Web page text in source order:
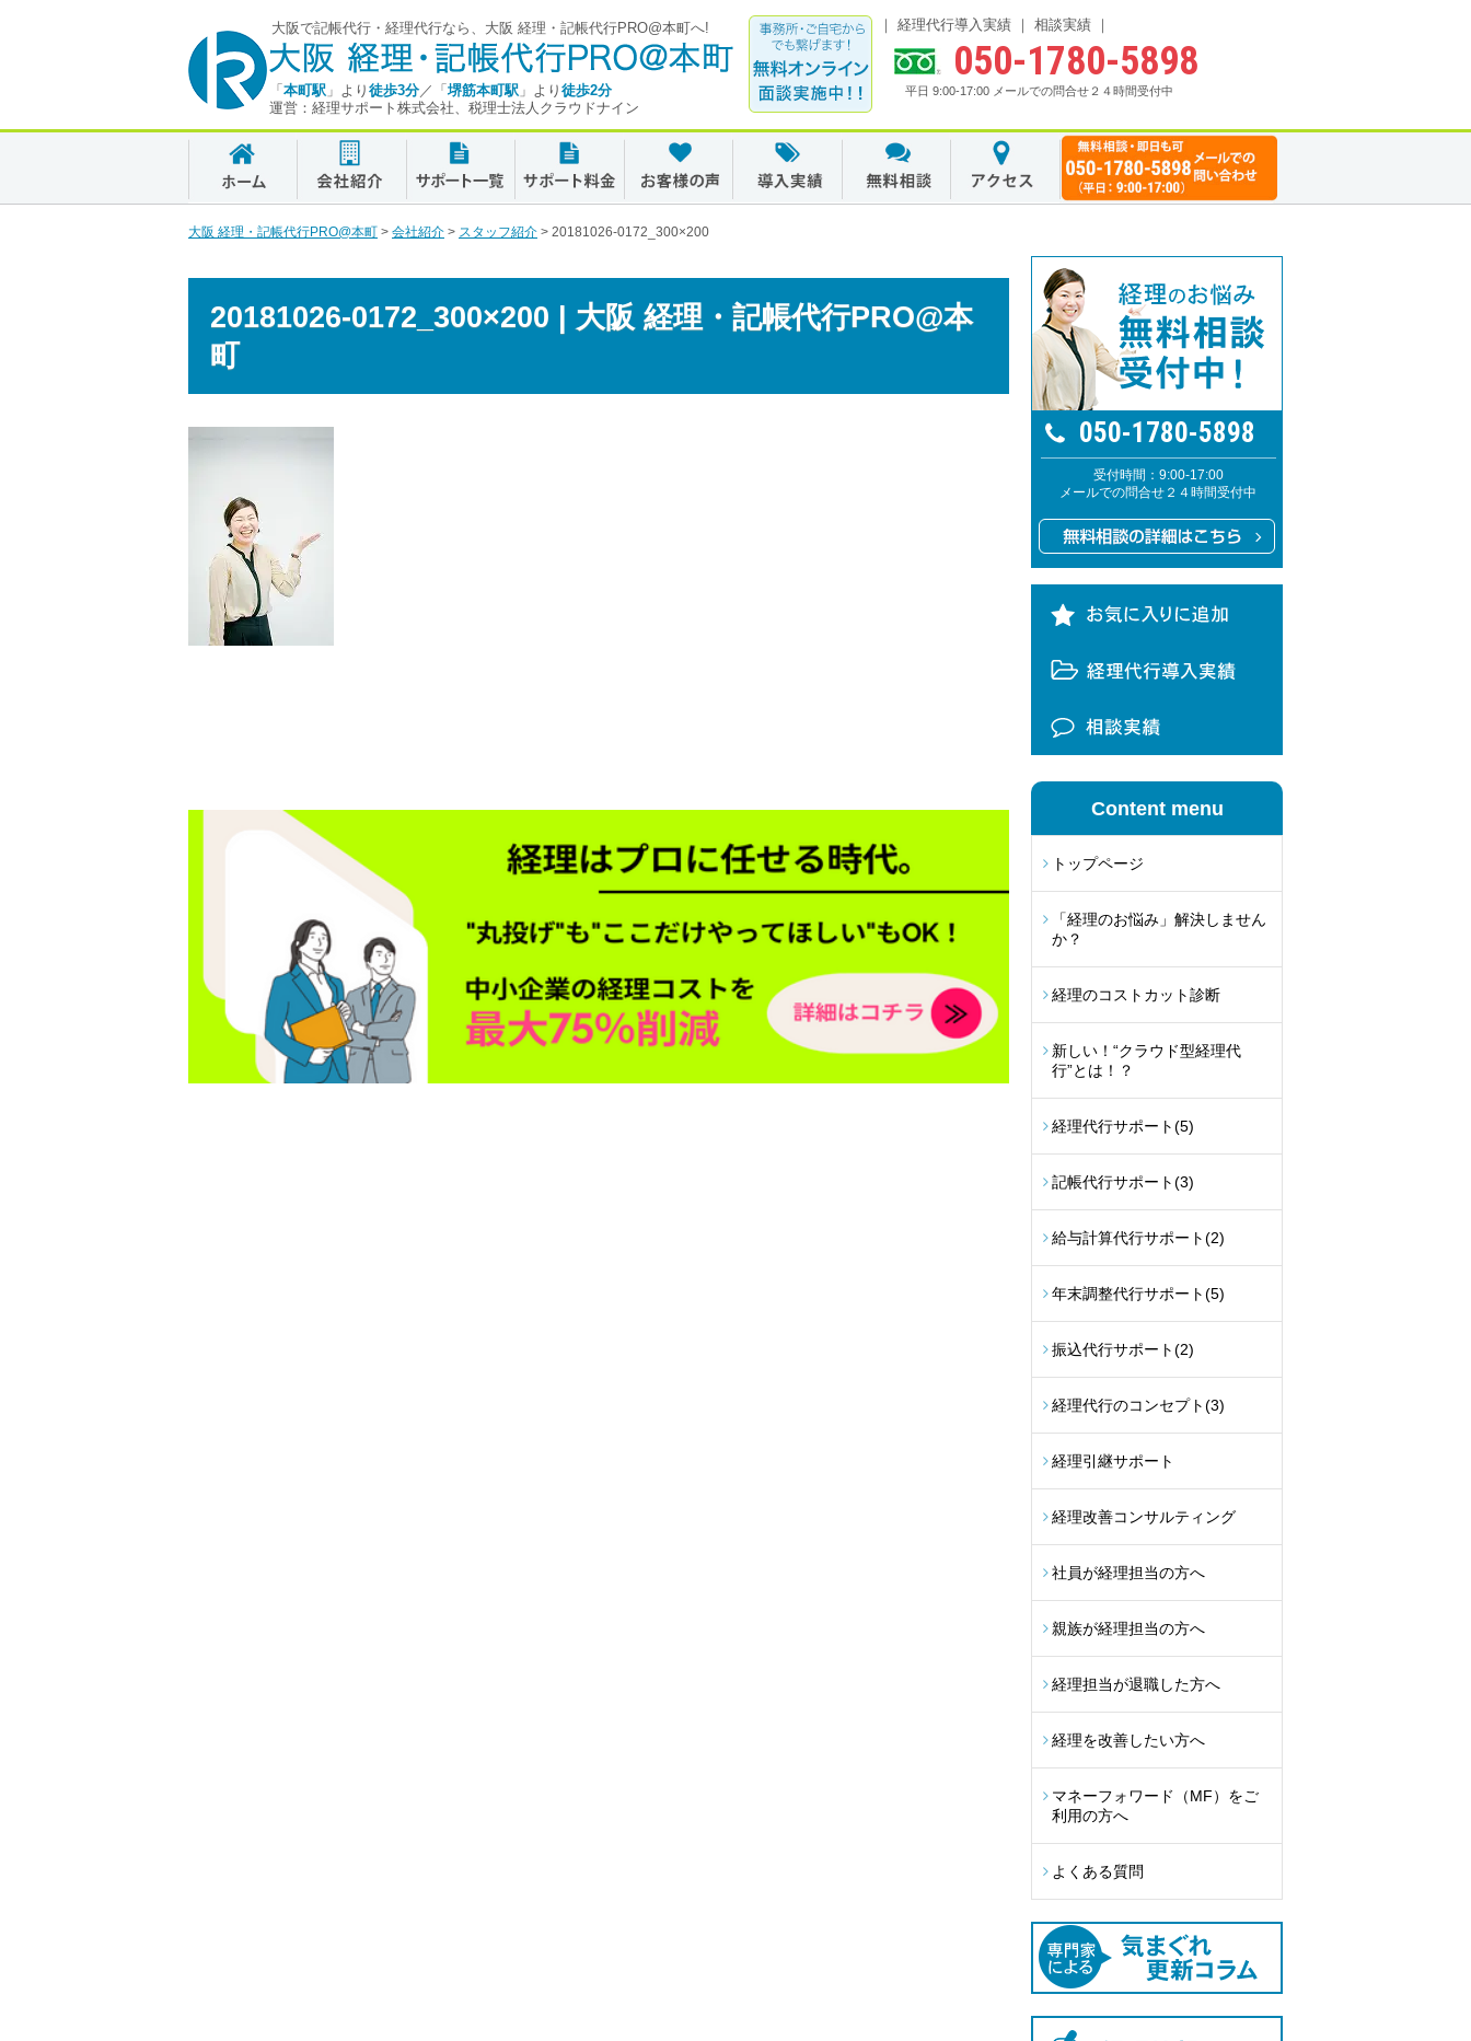
大阪で記帳代行・経理代行なら、大阪 経理・記帳代行PRO@本町へ!
「 本町駅 」より 徒歩3分／「 堺筋本町駅 」より 徒歩2分
運営：経理サポート株式会社、税理士法人クラウドナイン
経理代行導入実績 相談実績
050-1780-5898
平日 9:00-17:00 メールでの問合せ２４時間受付中
大阪 経理・記帳代行PRO@本町 > 会社紹介 > スタッフ紹介 > 20181026-0172_300×200
050-1780-5898
受付時間：9:00-17:00
メールでの問合せ２４時間受付中
Content menu
トップページ
「経理のお悩み」解決しません
か？
経理のコストカット診断
新しい！“クラウド型経理代
行”とは！？
経理代行サポート(5)
記帳代行サポート(3)
給与計算代行サポート(2)
年末調整代行サポート(5)
振込代行サポート(2)
経理代行のコンセプト(3)
経理引継サポート
経理改善コンサルティング
社員が経理担当の方へ
親族が経理担当の方へ
経理担当が退職した方へ
経理を改善したい方へ
マネーフォワード（MF）をご
利用の方へ
よくある質問
20181026-0172_300×200 | 大阪 経理・記帳代行PRO@本
町